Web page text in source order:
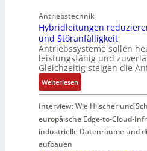
u
n
g
f
ü
r
r
a
u
e
U
m
n
d
i
e
P
r
o
d
u
k
t
i
n
g
f
ü
r
C
r
i
m
p
w
e
r
W
e
g
s
e
n
s
o
r
ü
b
f
f
e
r
m
o
d
u
l
e
m
i
Antriebstechnik
Hybridleitungen
und Störanfälligkeit
Antriebssysteme sollen
leistungsfähig und
Gleichzeitig steigen die
Weiterlesen:
H
y
b
r
Interview: Wie Hilscher und
europäische Edge-to-Cloud-
industrielle Datenräume und
aufbauen